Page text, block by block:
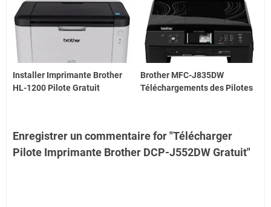
Installer Imprimante Brother
HL-1200 Pilote Gratuit
Brother MFC-J835DW
Téléchargements des Pilotes
Enregistrer un commentaire for "Télécharger
Pilote Imprimante Brother DCP-J552DW Gratuit"